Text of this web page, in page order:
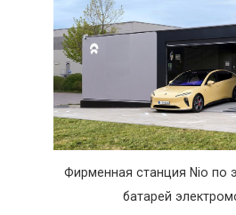
Фирменная станция Nio по
батарей